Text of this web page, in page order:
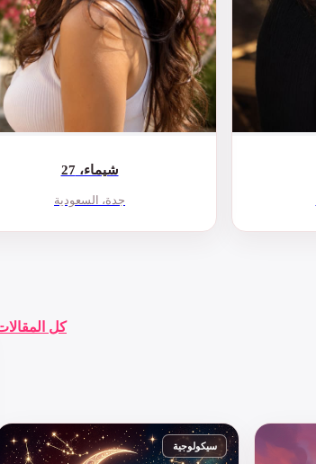
شيماء، 27
جدة، السعودية
كل
سيكولوجية